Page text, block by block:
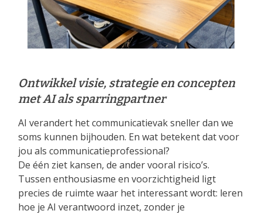
Ontwikkel visie, strategie en concepten
met AI als sparringpartner
AI verandert het communicatievak sneller dan we
soms kunnen bijhouden. En wat betekent dat voor
jou als communicatieprofessional?
De één ziet kansen, de ander vooral risico’s.
Tussen enthousiasme en voorzichtigheid ligt
precies de ruimte waar het interessant wordt: leren
hoe je AI verantwoord inzet, zonder je